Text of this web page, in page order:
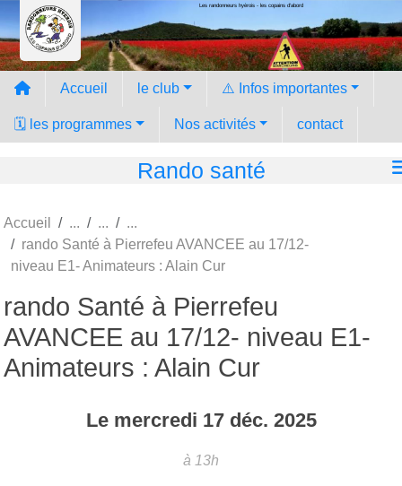
Les randonneurs hyèrois - les copains d'abord
Accueil le club ⚠️ Infos importantes
🗓️ les programmes Nos activités contact
Rando santé
Accueil
rando Santé à Pierrefeu AVANCEE au 17/12-
niveau E1- Animateurs : Alain Cur
rando Santé à Pierrefeu
AVANCEE au 17/12- niveau E1-
Animateurs : Alain Cur
Le mercredi 17 déc. 2025
à 13h
Panneau de gestion des cookies